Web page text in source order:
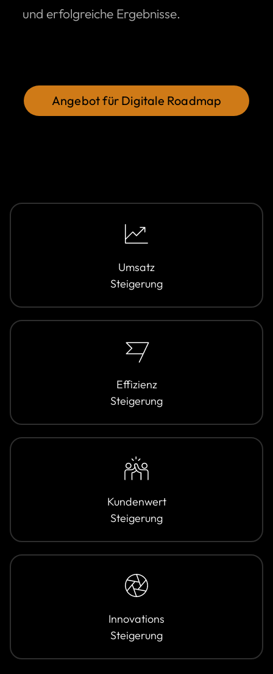
und erfolgreiche Ergebnisse.
Angebot für Digitale Roadmap
Umsatz
Steigerung
Effizienz
Steigerung
Kundenwert
Steigerung
Innovations
Steigerung